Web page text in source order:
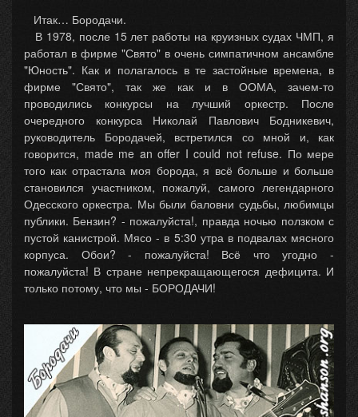
Итак… Бородачи.
В 1978, после 15 лет работы на круизных судах ЧМП, я
работал в фирме "Свято" в очень симпатичном ансамбле
"Юность". Как и полагалось в те застойные времена, в
фирме "Свято", так же как и в ООМА, зачем-то
проводились конкурсы на лучший оркестр. После
очередного конкурса Николай Павлович Бодникевич,
руководитель Бородачей, встретился со мной и, как
говорится, made me an offer I could not refuse. По мере
того как отрастала моя борода, я всё больше и больше
становился участником, пожалуй, самого легендарного
Одесского оркестра. Мы были баловни судьбы, любимцы
публики. Бензин? - пожалуйста!, правда ночью ползком с
пустой канистрой. Мясо - в 5:30 утра в подвалах мясного
корпуса. Обои? - пожалуйста! Всё что угодно -
пожалуйста! В стране непрекращающегося дефицита. И
только потому, что мы - БОРОДАЧИ!